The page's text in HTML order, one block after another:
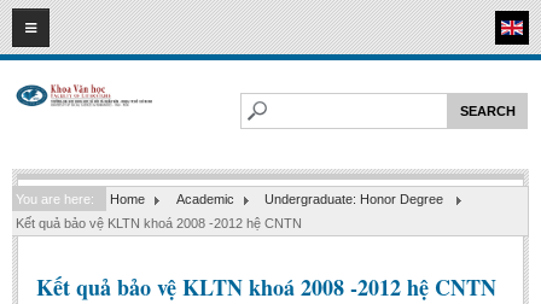
08 2026
HOME
Faculty of Literature
Departments
Department of Literary Theory and Criticism
You are here: Home Academic
Undergraduate: Honor Degree
Kết quả bảo vệ KLTN khoá 2008 -2012 hệ CNTN
Kết quả bảo vệ KLTN khoá 2008 -2012 hệ CNTN